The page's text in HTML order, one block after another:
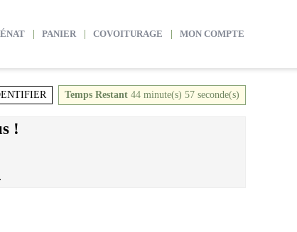
PANIER COVOITURAGE MON COMPTE
Temps Restant 44 minute(s) 56 seconde(s)
!